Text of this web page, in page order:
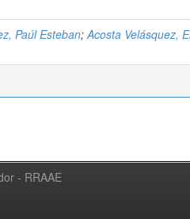
Paúl Esteban;Acosta Velásquez,
- RRAAE